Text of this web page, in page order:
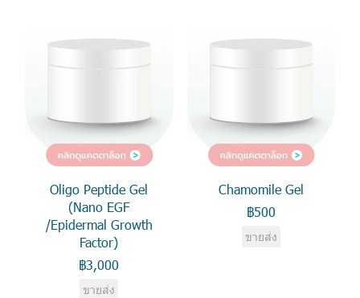
Oligo Peptide Gel
(Nano EGF
/Epidermal Growth
Factor)
฿3,000
ขายส่ง
Chamomile Gel
฿500
ขายส่ง